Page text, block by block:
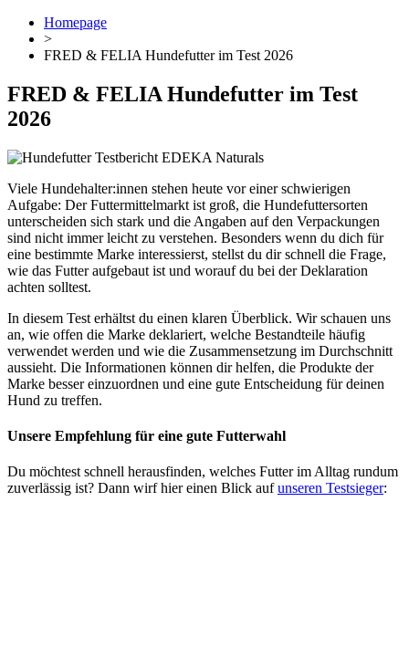
Homepage
>
FRED & FELIA Hundefutter im Test 2026
FRED & FELIA Hundefutter im Test
2026
Viele Hundehalter:innen stehen heute vor einer schwierigen
Aufgabe: Der Futtermittelmarkt ist groß, die Hundefuttersorten
unterscheiden sich stark und die Angaben auf den Verpackungen
sind nicht immer leicht zu verstehen. Besonders wenn du dich für
eine bestimmte Marke interessierst, stellst du dir schnell die Frage,
wie das Futter aufgebaut ist und worauf du bei der Deklaration
achten solltest.
In diesem Test erhältst du einen klaren Überblick. Wir schauen uns
an, wie offen die Marke deklariert, welche Bestandteile häufig
verwendet werden und wie die Zusammensetzung im Durchschnitt
aussieht. Die Informationen können dir helfen, die Produkte der
Marke besser einzuordnen und eine gute Entscheidung für deinen
Hund zu treffen.
Unsere Empfehlung für eine gute Futterwahl
Du möchtest schnell herausfinden, welches Futter im Alltag rundum
zuverlässig ist? Dann wirf hier einen Blick aufunseren Testsieger: